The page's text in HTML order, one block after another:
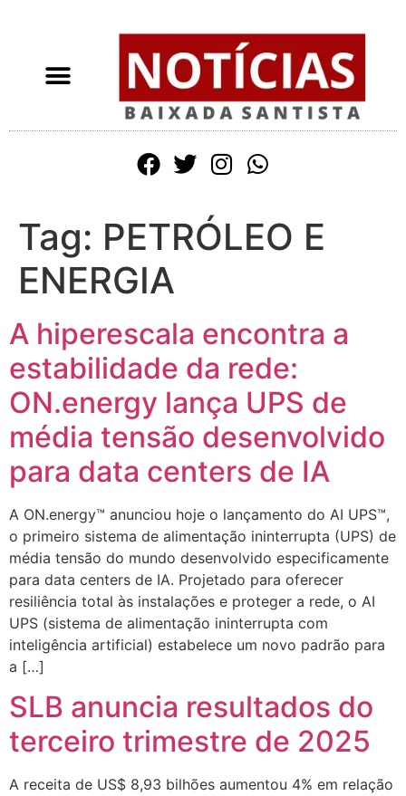
Tag: PETRÓLEO E
ENERGIA
A hiperescala encontra a
estabilidade da rede:
ON.energy lança UPS de
média tensão desenvolvido
para data centers de IA
A ON.energy™ anunciou hoje o lançamento do AI UPS™,
o primeiro sistema de alimentação ininterrupta (UPS) de
média tensão do mundo desenvolvido especificamente
para data centers de IA. Projetado para oferecer
resiliência total às instalações e proteger a rede, o AI
UPS (sistema de alimentação ininterrupta com
inteligência artificial) estabelece um novo padrão para
a […]
SLB anuncia resultados do
terceiro trimestre de 2025
A receita de US$ 8,93 bilhões aumentou 4% em relação